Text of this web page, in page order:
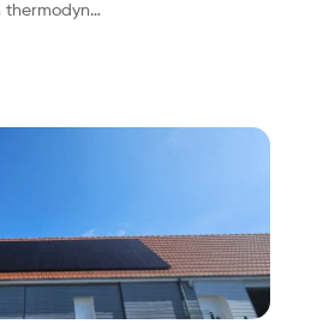
thermodyn…